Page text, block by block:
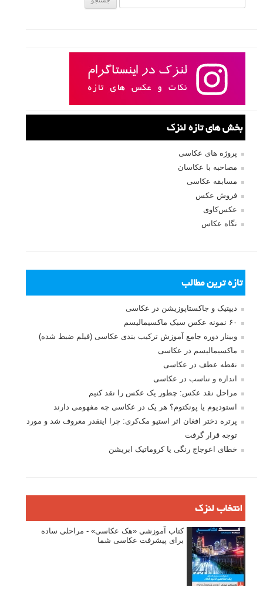
بخش های تازه لنزک
پروژه های عکاسی
مصاحبه با عکاسان
مسابقه عکاسی
فروش عکس
عکس‌کاوی
نگاه عکاس
تازه ترین مطالب
دیپتیک و جاکستا‌پوزیشن در عکاسی
۶۰ نمونه عکس سبک ماکسیمالیسم
وبینار دوره جامع آموزش ترکیب بندی عکاسی (فیلم ضبط شده)
ماکسیمالیسم در عکاسی
نقطه عطف در عکاسی
اندازه و تناسب در عکاسی
مراحل نقد عکس: چطور یک عکس را نقد کنیم
استودیوم یا پونکتوم؟ هر یک در عکاسی چه مفهومی دارند
پرتره دختر افغان اثر استیو مک‌کری: چرا اینقدر معروف شد و مورد
توجه قرار گرفت
خطای اعوجاج رنگی یا کروماتیک ابریشن
انتخاب لنزک
کتاب آموزشی «هک عکاسی» - مراحلی ساده
برای پیشرفت عکاسی شما